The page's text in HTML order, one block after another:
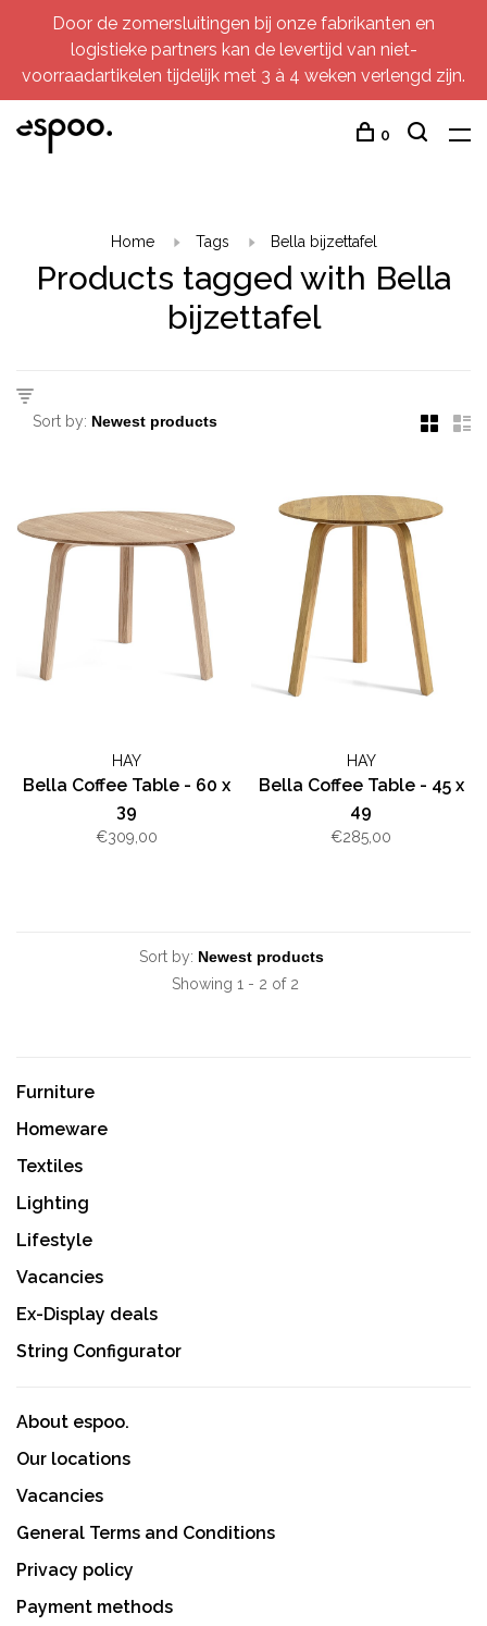
Door de zomersluitingen bij onze fabrikanten en
logistieke partners kan de levertijd van niet-
voorraadartikelen tijdelijk met 3 à 4 weken verlengd zijn.
0
Home Tags Bella bijzettafel
Products tagged with Bella
bijzettafel
Sort by:
HAY
Bella Coffee Table - 60 x
39
€309,00
HAY
Bella Coffee Table - 45 x
49
€285,00
Sort by:
Showing 1 - 2 of 2
Furniture
Homeware
Textiles
Lighting
Lifestyle
Vacancies
Ex-Display deals
String Configurator
About espoo.
Our locations
Vacancies
General Terms and Conditions
Privacy policy
Payment methods